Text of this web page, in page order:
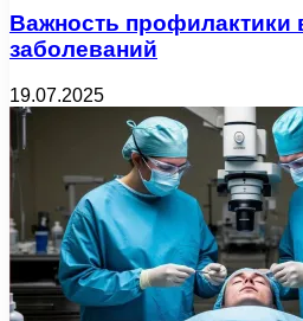
Важность профилактики
заболеваний
19.07.2025